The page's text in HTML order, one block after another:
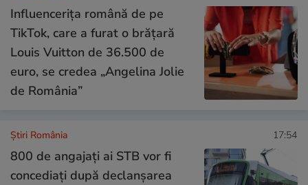
Influencerița română de pe
TikTok, care a furat o brățară
Louis Vuitton de 36.500 de
euro, se credea „Angelina Jolie
de România”
Știri România 17:54
800 de angajați ai STB vor fi
concediați după declanşarea